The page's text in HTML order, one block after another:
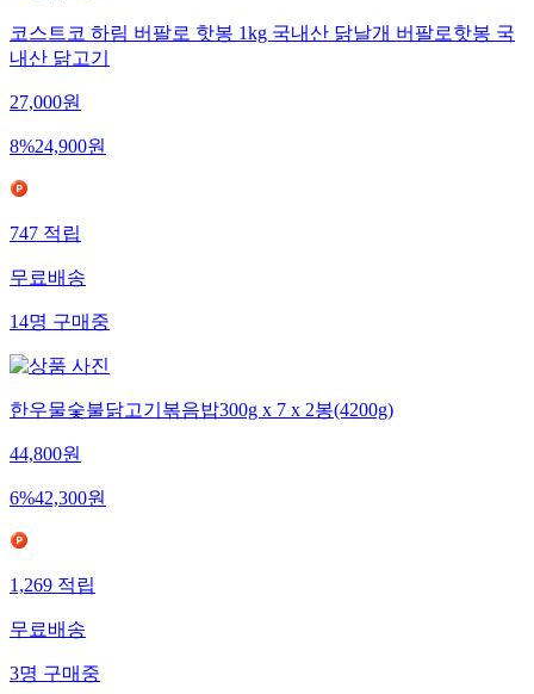
코스트코 하림 버팔로 핫봉 1kg 국내산 닭날개 버팔로핫봉 국
내산 닭고기
27,000원
8%24,900원
747적립
무료배송
14명구매중
한우물숯불닭고기볶음밥300g x 7 x 2봉(4200g)
44,800원
6%42,300원
1,269적립
무료배송
3명구매중